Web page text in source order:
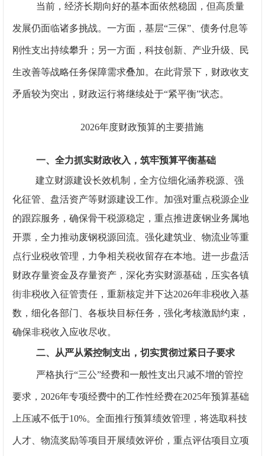
当前，经济长期向好的基本面依然稳固，但高质量
发展仍面临诸多挑战。一方面，基层“三保”、债务付息等
刚性支出持续攀升；另一方面，科技创新、产业升级、民
生改善等战略任务保障需求叠加。在此背景下，财政收支
矛盾较为突出，财政运行将继续处于“紧平衡”状态。
2026年度财政预算的主要措施
一、全力抓实财政收入，筑牢预算平衡基础
建立财源建设长效机制，全方位细化涵养税源、强
化征管、盘活资产等财源建设工作。 加强对重点税源企业
的跟踪服务，确保骨干税源稳定，重点推进废钢业务属地
开票，全力推动废钢税源回流。强化建筑业、物流业等重
点行业税收管理，力争相关税收留存在本地。 进一步盘活
财政存量资金及存量资产，深化夯实财源基础， 压实各镇
街非税收入征管责任，重新核定并下达2026年非税收入基
数，细化各部门、各板块目标任务，强化考核激励约束，
确保非税收入应收尽收。
二、从严从紧控制支出，切实贯彻过紧日子要求
严格执行“三公”经费和一般性支出只减不增的管控
要求，2026年专项经费中的工作性经费在2025年预算基础
上压减不低于10%。全面推行预算绩效管理，将选取科技
人才、物流奖励等项目开展绩效评价，重点评估项目立项